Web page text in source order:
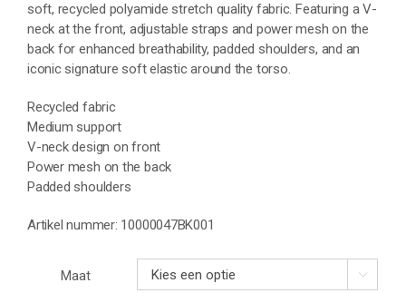
soft, recycled polyamide stretch quality fabric. Featuring a V-
neck at the front, adjustable straps and power mesh on the
back for enhanced breathability, padded shoulders, and an
iconic signature soft elastic around the torso.
Recycled fabric
Medium support
V-neck design on front
Power mesh on the back
Padded shoulders
Artikel nummer: 10000047BK001
Maat 